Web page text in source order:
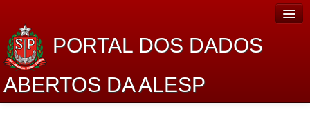
PORTAL DOS DADOS
ABERTOS DA ALESP